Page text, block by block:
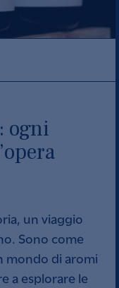
ogni
un viaggio
Sono come
mondo di aromi
a esplorare le